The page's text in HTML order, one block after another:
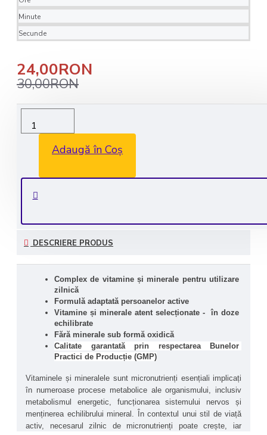
Minute
Secunde
24,00RON
30,00RON
Adaugă în Coș
Livrare rapida in 1-2 zile lucratoare
DESCRIERE PRODUS
Complex de vitamine și minerale pentru utilizare
zilnică
Formulă adaptată persoanelor active
Vitamine și minerale atent selecționate -  în doze
echilibrate
Fără minerale sub formă oxidică
Calitate garantată prin respectarea Bunelor
Practici de Producție (GMP)
Vitaminele și mineralele sunt micronutrienți esențiali implicați
în numeroase procese metabolice ale organismului, inclusiv
metabolismul energetic, funcționarea sistemului nervos și
menținerea echilibrului mineral. În contextul unui stil de viață
activ, necesarul zilnic de micronutrienți poate crește, iar